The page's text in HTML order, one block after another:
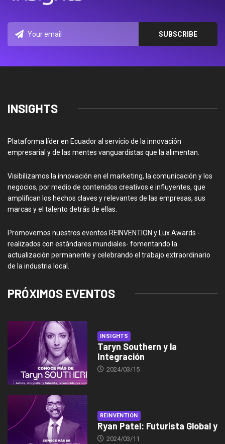
INSIGHTS
Plataforma líder en Ecuador al servicio de la innovación
empresarial y de las mentes vanguardistas que la alimentan.
Visibilizamos la innovación en el marketing, la comunicación y los
negocios, por medio de contenidos creativos e influyentes, que
amplifican los hechos claves y relevantes de las empresas, sus
marcas y el talento detrás de ellas.
Promovemos nuestros eventos REINVENTION y Lux Awards -
realizados con estándares mundiales- fomentando la
actualización permanente y celebrando el trabajo extraordinario
de la industria local.
PRÓXIMOS EVENTOS
INSIGHTS
Taryn Southern y la
Integración
2024/03/15
REINVENTION
Ryan Patel: Futurista Global y
2024/03/11